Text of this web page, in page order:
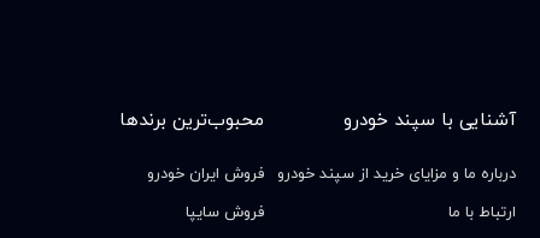
آشنایی با سپند خودرو
درباره ما و مزایای خرید از سپند خودرو
ارتباط با ما
محبوب‌ترین برندها
فروش ایران خودرو
فروش سایپا